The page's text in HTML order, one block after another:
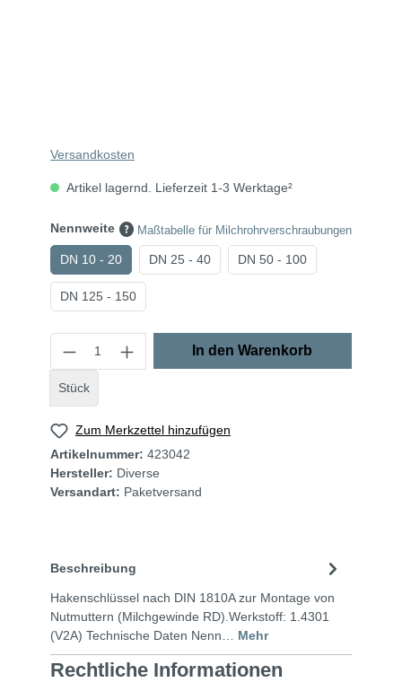
Versandkosten
Artikel lagernd. Lieferzeit 1-3 Werktage²
Nennweite Maßtabelle für Milchrohrverschraubungen
DN 10 - 20 DN 25 - 40 DN 50 - 100
DN 125 - 150
Stück
In den Warenkorb
Zum Merkzettel hinzufügen
Artikelnummer: 423042
Hersteller: Diverse
Versandart: Paketversand
Beschreibung
Hakenschlüssel nach DIN 1810A zur Montage von
Nutmuttern (Milchgewinde RD).Werkstoff: 1.4301
(V2A) Technische Daten Nenn… Mehr
Rechtliche Informationen